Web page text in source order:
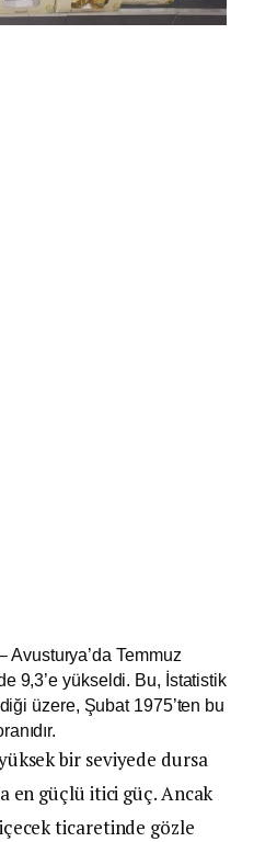
Avusturya’da Temmuz
9,3’e yükseldi. Bu, İstatistik
üzere, Şubat 1975’ten bu
bir seviyede dursa
en güçlü itici güç. Ancak
ticaretinde gözle